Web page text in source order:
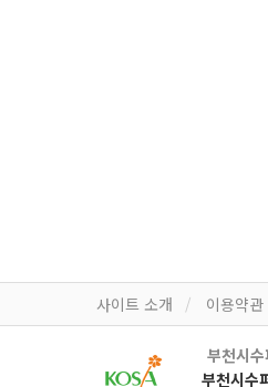
사이트 소개 이용약관
부천시
부천시수